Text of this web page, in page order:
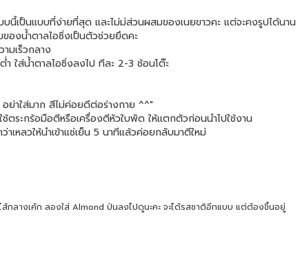
เป็นแบบที่ง่ายที่สุด และไม่ม่ส่วนผสมของเนยขาวคะ แต่จะคงรูปได้นาน
องน้ำตาลไอซิ่งเป็นตัวช่วยยึดคะ
มเร็วกลาง
ใส่น้ำตาลไอซิ่งลงไป ทีละ 2-3 ช้อนโต๊ะ
อย่าใส่มาก สีไม่ค่อยดีต่อร่างกาย ^^"
ช้ตระกร้อมือตีหรือเครื่องตีหัวใบพัด ให้แตกตัวก่อนนำไปใช้งาน
เหลวให้นำเข้าแช่เย็น 5 นาทีแล้วค่อยกลับมาตีใหม่
กลางเค้ก ลองใส่ Almond ป่นลงไปดูนะคะ จะได้รสชาติอีกแบบ แต่ต้องขึ้นอยู่